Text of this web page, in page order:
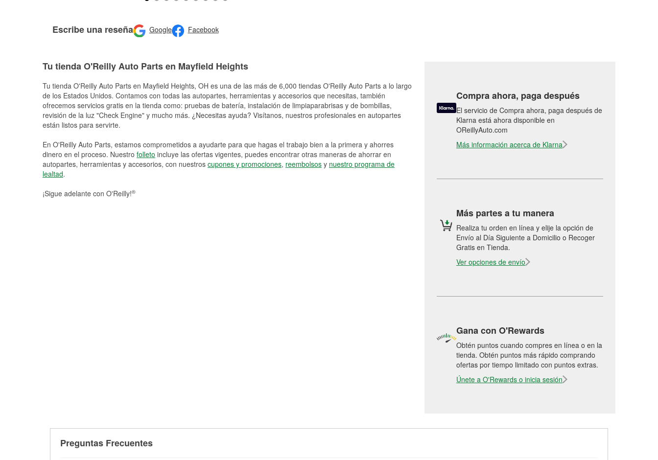
Escribe una reseña Google Facebook
Tu tienda O'Reilly Auto Parts en Mayfield Heights
Tu tienda O'Reilly Auto Parts en Mayfield Heights, OH es una de las más de 6,000 tiendas O'Reilly Auto Parts a lo largo
de los Estados Unidos. Contamos con todas las autopartes, herramientas y accesorios que necesitas, también
ofrecemos servicios gratis en la tienda como: pruebas de batería, instalación de limpiaparabrisas y de bombillas,
revisión de la luz "Check Engine" y mucho más. ¿Necesitas ayuda? Visítanos, nuestros profesionales en autopartes
están listos para servirte.
En O'Reilly Auto Parts, estamos comprometidos a ayudarte para que hagas el trabajo bien a la primera y ahorres
dinero en el proceso. Nuestro folleto incluye las ofertas vigentes, puedes encontrar otras maneras de ahorrar en
autopartes, herramientas y accesorios, con nuestros cupones y promociones, reembolsos y nuestro programa de
lealtad.
¡Sigue adelante con O'Reilly!®
Compra ahora, paga después
El servicio de Compra ahora, paga después de
Klarna está ahora disponible en
OReillyAuto.com
Más información acerca de Klarna
Más partes a tu manera
Realiza tu orden en línea y elije la opción de
Envío al Día Siguiente a Domicilio o Recoger
Gratis en Tienda.
Ver opciones de envío
Gana con O'Rewards
Obtén puntos cuando compres en línea o en la
tienda. Obtén puntos más rápido comprando
ofertas por tiempo limitado con puntos extras.
Únete a O'Rewards o inicia sesión
Preguntas Frecuentes